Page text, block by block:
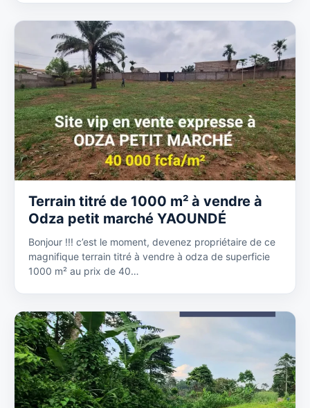
Terrain titré de 1000 m² à vendre à
Odza petit marché YAOUNDÉ
Bonjour !!! c’est le moment, devenez propriétaire de ce
magnifique terrain titré à vendre à odza de superficie
1000 m² au prix de 40…